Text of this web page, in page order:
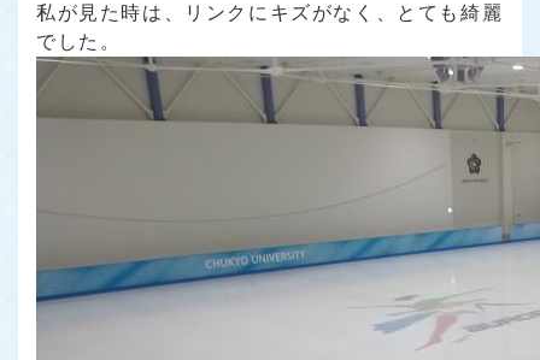
私が見た時は、リンクにキズがなく、とても綺麗
でした。